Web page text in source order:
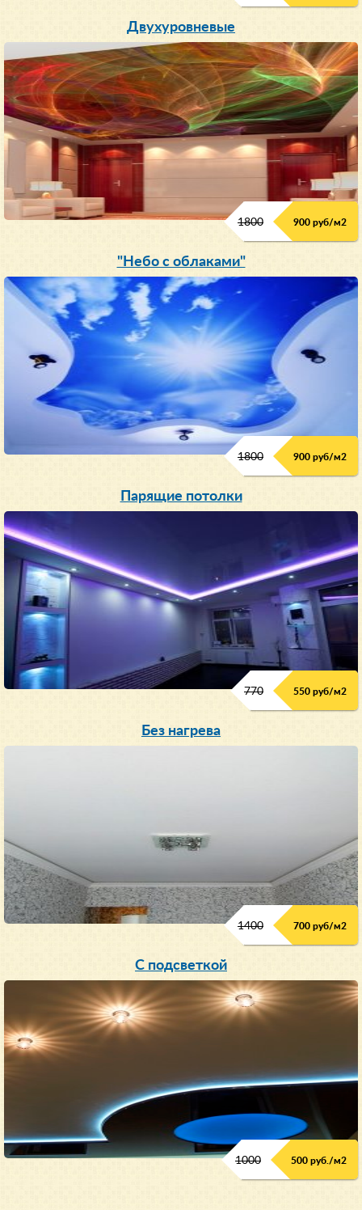
Двухуровневые
1800 900 руб/м2
"Небо с облаками"
1800 900 руб/м2
Парящие потолки
770 550 руб/м2
Без нагрева
1400 700 руб/м2
С подсветкой
1000 500 руб./м2